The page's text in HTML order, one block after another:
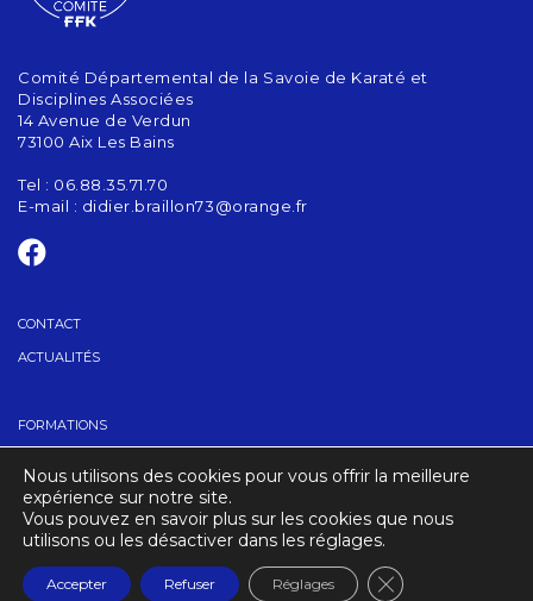
Comité Départemental de la Savoie de Karaté et
Disciplines Associées
14 Avenue de Verdun
73100 Aix Les Bains
Tel : 06.88.35.71.70
E-mail : didier.braillon73@orange.fr
CONTACT
ACTUALITÉS
FORMATIONS
TROUVER UN CLUB
CRÉDITS MENTIONS LÉGALES
Nous utilisons des cookies pour vous offrir la meilleure
expérience sur notre site.
Vous pouvez en savoir plus sur les cookies que nous
utilisons ou les désactiver dans les réglages.
Accepter Refuser Réglages Fermer la